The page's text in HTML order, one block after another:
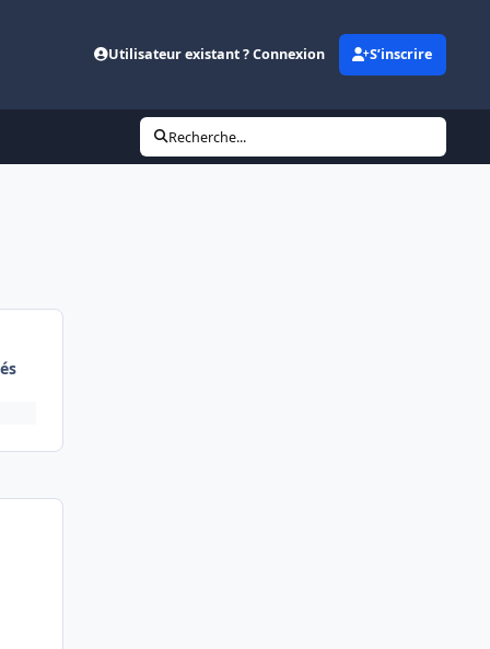
Utilisateur existant ? Connexion S’inscrire
Recherche...